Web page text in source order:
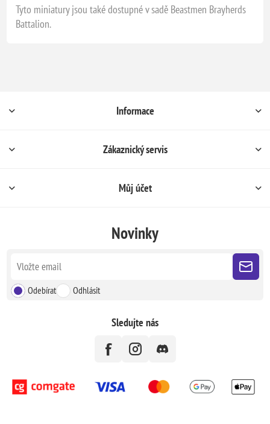
Tyto miniatury jsou také dostupné v sadě Beastmen Brayherds
Battalion.
Informace
Zákaznický servis
Můj účet
Novinky
Odebírat Odhlásit
Sledujte nás